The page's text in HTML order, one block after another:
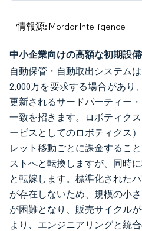
情報源: Mordor Intelligence
中小企業向けの高額な初期設
自動保管・自動取出システム
2,000万を要求する場合があり
更新されるサードパーティー
一致を招きます。ロボティク
ービスとしてのロボティクス
レット移動ごとに課金するこ
ストへと転換しますが、同時
と転嫁します。標準化された
が存在しないため、規模の小
が困難となり、販売サイクル
より、エンジニアリングと統